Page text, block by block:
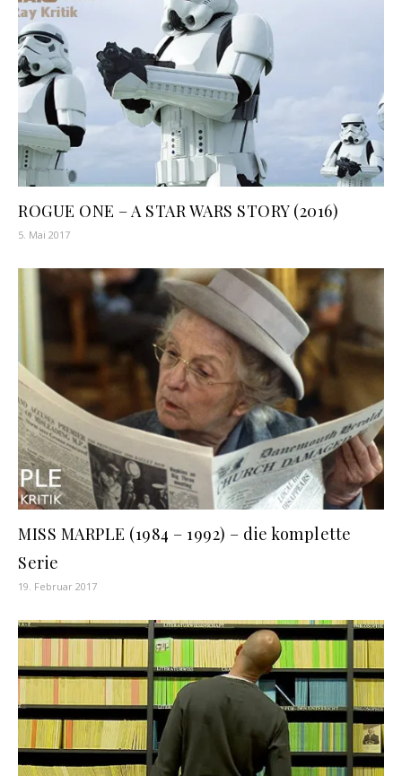
ROGUE ONE – A STAR WARS STORY (2016)
5. Mai 2017
MISS MARPLE (1984 – 1992) – die komplette
Serie
19. Februar 2017